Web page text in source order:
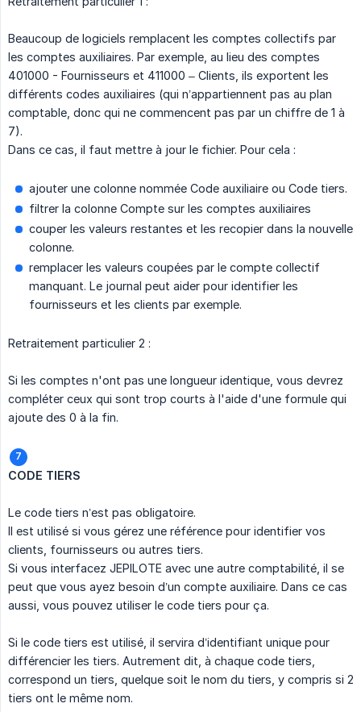
Beaucoup de logiciels remplacent les comptes collectifs par
les comptes auxiliaires. Par exemple, au lieu des comptes
401000 - Fournisseurs et 411000 – Clients, ils exportent les
différents codes auxiliaires (qui n’appartiennent pas au plan
comptable, donc qui ne commencent pas par un chiffre de 1 à
7).
Dans ce cas, il faut mettre à jour le fichier. Pour cela :
ajouter une colonne nommée Code auxiliaire ou Code tiers.
filtrer la colonne Compte sur les comptes auxiliaires
couper les valeurs restantes et les recopier dans la nouvelle
colonne.
remplacer les valeurs coupées par le compte collectif
manquant. Le journal peut aider pour identifier les
fournisseurs et les clients par exemple.
Retraitement particulier 2 :
Si les comptes n'ont pas une longueur identique, vous devrez
compléter ceux qui sont trop courts à l'aide d'une formule qui
ajoute des 0 à la fin.
CODE TIERS
Le code tiers n’est pas obligatoire.
Il est utilisé si vous gérez une référence pour identifier vos
clients, fournisseurs ou autres tiers.
Si vous interfacez JEPILOTE avec une autre comptabilité, il se
peut que vous ayez besoin d’un compte auxiliaire. Dans ce cas
aussi, vous pouvez utiliser le code tiers pour ça.
Si le code tiers est utilisé, il servira d’identifiant unique pour
différencier les tiers. Autrement dit, à chaque code tiers,
correspond un tiers, quelque soit le nom du tiers, y compris si 2
tiers ont le même nom.